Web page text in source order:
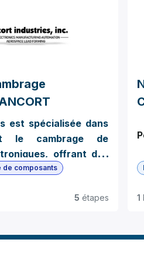
est spécialisée dans
le cambrage de
offrant des
précision pour les
Grâce à ses
de composants
5 étapes 1